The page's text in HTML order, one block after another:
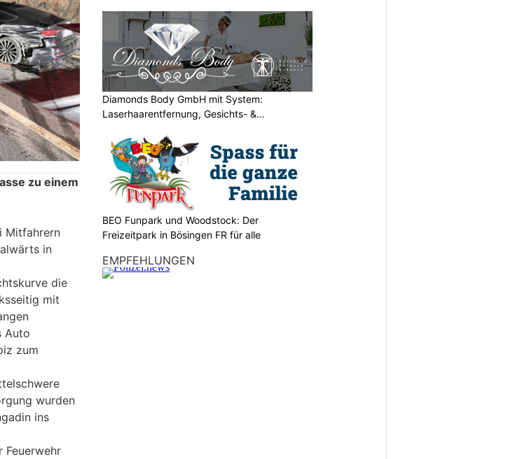
zu einem
Mitfahrern
in
die
mit
Auto
zum
wurden
ins
Feuerwehr
Diamonds Body GmbH mit System:
Laserhaarentfernung, Gesichts- &
BEO Funpark und Woodstock: Der
Freizeitpark in Bösingen FR für alle
EMPFEHLUNGEN